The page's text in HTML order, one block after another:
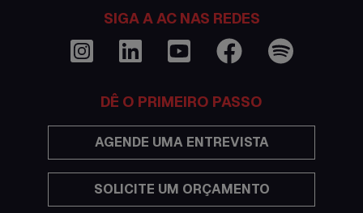
Curso de inglês no exterior
Dicas
Economia
Estudar no exterior
Eventos
SIGA A AC NAS REDES
DÊ O PRIMEIRO PASSO
AGENDE UMA ENTREVISTA
SOLICITE UM ORÇAMENTO